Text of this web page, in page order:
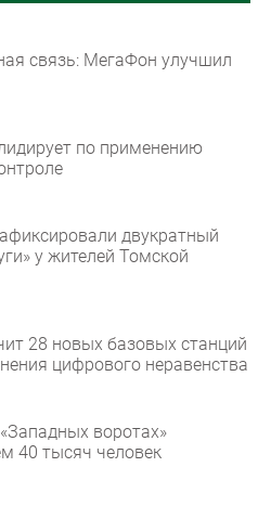
связь: МегаФон улучшил
по применению
двукратный
у жителей Томской
28 новых базовых станций
цифрового неравенства
воротах»
40 тысяч человек